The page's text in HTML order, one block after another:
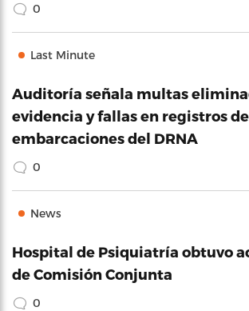
0
Last Minute
Auditoría señala multas
evidencia y fallas en registros de
embarcaciones del DRNA
0
News
Hospital de Psiquiatría obtuvo
de Comisión Conjunta
0